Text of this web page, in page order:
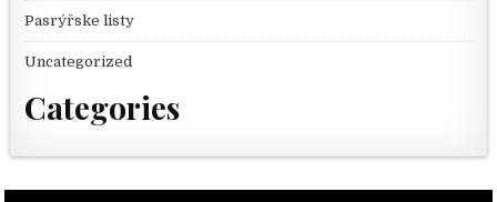
Pasrýřske listy
Uncategorized
Categories